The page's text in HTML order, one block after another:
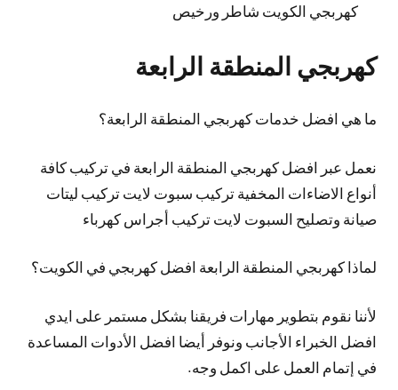
كهربجي الكويت شاطر ورخيص
كهربجي المنطقة الرابعة
ما هي افضل خدمات كهربجي المنطقة الرابعة؟
نعمل عبر افضل كهربجي المنطقة الرابعة في تركيب كافة
أنواع الاضاءات المخفية تركيب سبوت لايت تركيب ليتات
صيانة وتصليح السبوت لايت تركيب أجراس كهرباء
لماذا كهربجي المنطقة الرابعة افضل كهربجي في الكويت؟
لأننا نقوم بتطوير مهارات فريقنا بشكل مستمر على ايدي
افضل الخبراء الأجانب ونوفر أيضا افضل الأدوات المساعدة
في إتمام العمل على اكمل وجه.